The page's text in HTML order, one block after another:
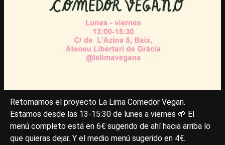
Retomamos el proyecto La Lima Comedor Vegan.
Estamos desde las 13-15:30 de lunes a viernes 🌱 El
menú completo está en 6€ sugerido de ahí hacia arriba lo
que quieras dejar. Y el medio menú sugerido en 4€.